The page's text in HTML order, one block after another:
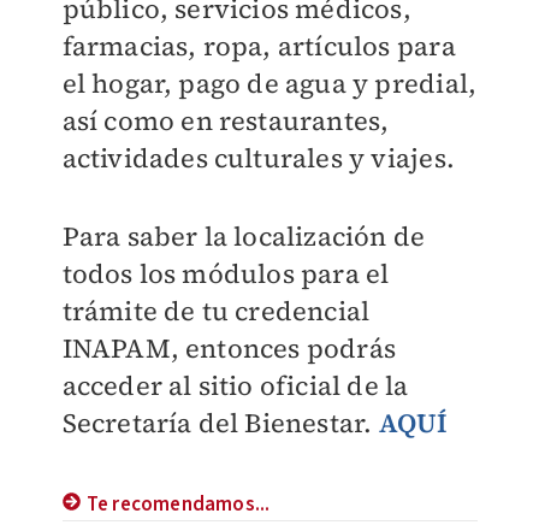
público, servicios médicos,
farmacias, ropa, artículos para
el hogar, pago de agua y predial,
así como en restaurantes,
actividades culturales y viajes.
Para saber la localización de
todos los módulos para el
trámite de tu credencial
INAPAM, entonces podrás
acceder al sitio oficial de la
Secretaría del Bienestar. AQUÍ
Te recomendamos...